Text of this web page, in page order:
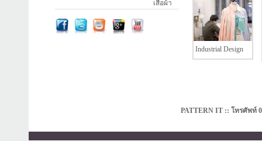
เสื้อผ้า
Industrial Design
PATTERN IT :: โทรศัพท์